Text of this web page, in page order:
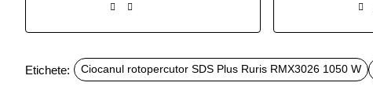
Etichete: Ciocanul rotopercutor SDS Plus Ruris RMX3026 1050 W